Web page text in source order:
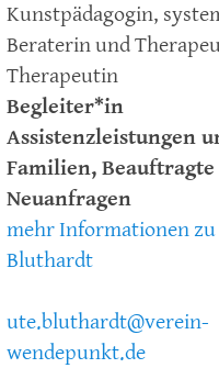
Kunstpädagogin,
Beraterin und
Therapeutin
Begleiter*in
Assistenzleistungen
Familien,
Neuanfragen
mehr Informationen zu
Bluthardt
ute.bluthardt@verein-
wendepunkt.de